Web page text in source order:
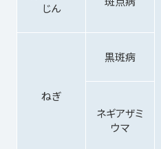
じん
ねぎ
黒斑病
ネギアザミ
ウマ